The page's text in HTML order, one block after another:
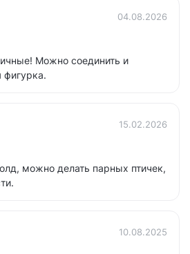
04.08.2026
Можно соединить и
фигурка.
15.02.2026
можно делать парных птичек,
10.08.2025